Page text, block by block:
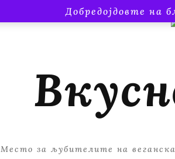
Добредојдовте на
Место за љубителите на